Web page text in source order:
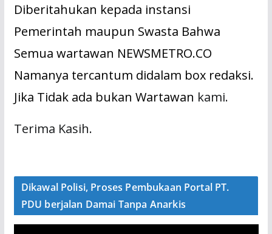
Diberitahukan kepada instansi
Pemerintah maupun Swasta Bahwa
Semua wartawan NEWSMETRO.CO
Namanya tercantum didalam box redaksi.
Jika Tidak ada bukan Wartawan kami.
Terima Kasih.
Dikawal Polisi, Proses Pembukaan Portal PT.
PDU berjalan Damai Tanpa Anarkis